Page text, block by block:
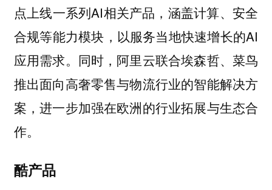
点上线一系列AI相关产品，涵盖计算、安全
合规等能力模块，以服务当地快速增长的AI
应用需求。同时，阿里云联合埃森哲、菜鸟
推出面向高奢零售与物流行业的智能解决方
案，进一步加强在欧洲的行业拓展与生态合
作。
酷产品